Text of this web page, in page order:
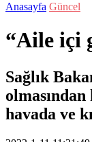
Anasayfa Güncel
“Aile içi
Sağlık
havada ve